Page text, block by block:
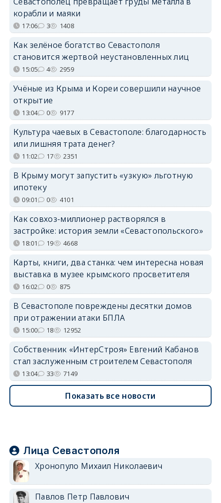
корабли и маяки
17:06 3 1408
Как зелёное богатство Севастополя
становится жертвой неустановленных лиц
15:05 4 2959
Учёные из Крыма и Кореи совершили научное
открытие
13:04 0 9177
Культура чаевых в Севастополе: благодарность
или лишняя трата денег?
11:02 17 2351
В Крыму могут запустить «узкую» льготную
ипотеку
09:01 0 4101
Как совхоз-миллионер растворялся в
застройке: история земли «Севастопольского»
18:01 19 4668
Карты, книги, два станка: чем интересна новая
выставка в музее крымского просветителя
16:02 0 875
В Севастополе повреждены десятки домов
при отражении атаки БПЛА
15:00 18 12952
Собственник «ИнтерСтроя» Евгений Кабанов
стал заслуженным строителем Севастополя
13:04 33 7149
Показать все новости
Лица Севастополя
Хронопуло Михаил Николаевич
Павлов Петр Павлович